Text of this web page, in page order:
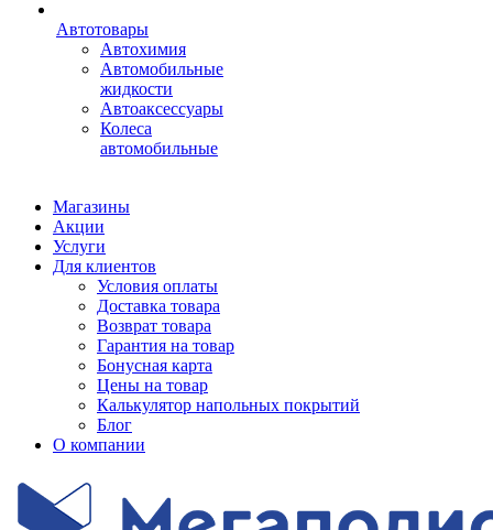
Автотовары
Автохимия
Автомобильные
жидкости
Автоаксессуары
Колеса
автомобильные
Магазины
Акции
Услуги
Для клиентов
Условия оплаты
Доставка товара
Возврат товара
Гарантия на товар
Бонусная карта
Цены на товар
Калькулятор напольных покрытий
Блог
О компании